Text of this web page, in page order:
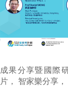
成果分享暨國際
片， 智家樂分享